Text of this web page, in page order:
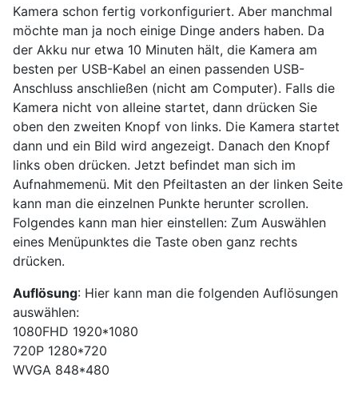
Kamera schon fertig vorkonfiguriert. Aber manchmal
möchte man ja noch einige Dinge anders haben. Da
der Akku nur etwa 10 Minuten hält, die Kamera am
besten per USB-Kabel an einen passenden USB-
Anschluss anschließen (nicht am Computer). Falls die
Kamera nicht von alleine startet, dann drücken Sie
oben den zweiten Knopf von links. Die Kamera startet
dann und ein Bild wird angezeigt. Danach den Knopf
links oben drücken. Jetzt befindet man sich im
Aufnahmemenü. Mit den Pfeiltasten an der linken Seite
kann man die einzelnen Punkte herunter scrollen.
Folgendes kann man hier einstellen: Zum Auswählen
eines Menüpunktes die Taste oben ganz rechts
drücken.
Auflösung: Hier kann man die folgenden Auflösungen
auswählen:
1080FHD 1920*1080
720P 1280*720
WVGA 848*480